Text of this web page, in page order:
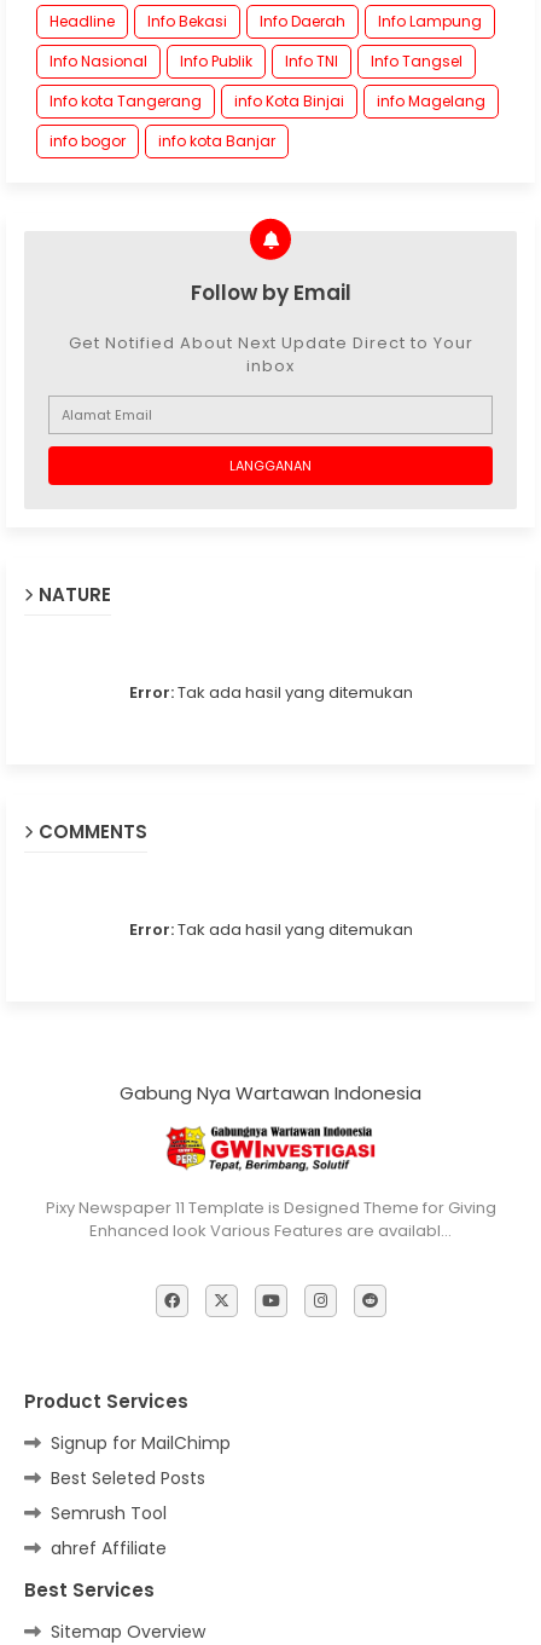
Headline
Info Bekasi Info Daerah
Info Lampung
Info Nasional
Info Publik Info TNI
Info Tangsel
Info kota Tangerang
info Kota Binjai
info Magelang
info bogor
info kota Banjar
Follow by Email
Get Notified About Next Update Direct to Your
inbox
NATURE
Error:Tak ada hasil yang ditemukan
COMMENTS
Error:Tak ada hasil yang ditemukan
Gabung Nya Wartawan Indonesia
Pixy Newspaper 11 Template is Designed Theme for Giving
Enhanced look Various Features are availabl…
Product Services
Signup for MailChimp
Best Seleted Posts
Semrush Tool
ahref Affiliate
Best Services
Sitemap Overview